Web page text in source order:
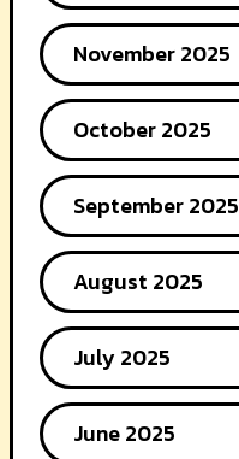
November 2025
October 2025
September 2025
August 2025
July 2025
June 2025